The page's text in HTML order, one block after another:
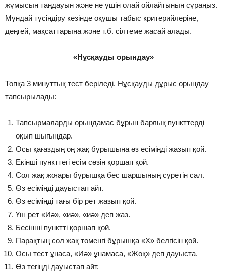
жұмысын таңдауын және не үшін олай ойлайтынын сұраңыз.
Мұндай түсіндіру кезінде оқушы табыс критерийлеріне,
деңгей, мақсаттарына және т.б. сілтеме жасай алады.
«Нұсқауды орындау»
Топқа 3 минуттық тест беріледі. Нұсқауды дұрыс орындау
тапсырылады:
Тапсырмаларды орындамас бұрын барлық пункттерді
оқып шығыңдар.
Осы қағаздың оң жақ бұрышына өз есіміңді жазып қой.
Екінші пункттегі есім сөзін қоршап қой.
Сол жақ жоғары бұрышқа бес шаршының суретін сал.
Өз есіміңді дауыстап айт.
Өз есіміңді тағы бір рет жазып қой.
Үш рет «Иә», «иә», «иә» деп жаз.
Бесінші пунктті қоршап қой.
Парақтың сол жақ төменгі бұрышқа «Х» белгісін қой.
Осы тест ұнаса, «Иә» ұнамаса, «Жоқ» деп дауыста.
Өз тегіңді дауыстап айт.